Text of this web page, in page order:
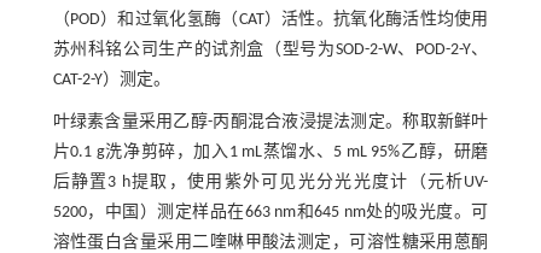
（POD）和过氧化氢酶（CAT）活性。抗氧化酶活性均使用
苏州科铭公司生产的试剂盒（型号为SOD-2-W、POD-2-Y、
CAT-2-Y）测定。
叶绿素含量采用乙醇-丙酮混合液浸提法测定。称取新鲜叶
片0.1 g洗净剪碎，加入1 mL蒸馏水、5 mL 95%乙醇，研磨
后静置3 h提取，使用紫外可见光分光光度计（元析UV-
5200，中国）测定样品在663 nm和645 nm处的吸光度。可
溶性蛋白含量采用二喹啉甲酸法测定，可溶性糖采用蒽酮